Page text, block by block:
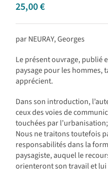
25,00€
par NEURAY, Georges
Le présent ouvrage, publié
paysage pour les hommes,
apprécient.
Dans son introduction,
ceux des voies de
touchées par
Nous ne traitons toutefois
responsabilités dans la
paysagiste, auquel le
orienteront son travail et